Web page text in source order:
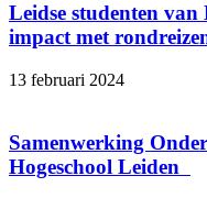
Leidse studenten
impact met
13 februari 2024
Samenwerking
Hogeschool Leiden